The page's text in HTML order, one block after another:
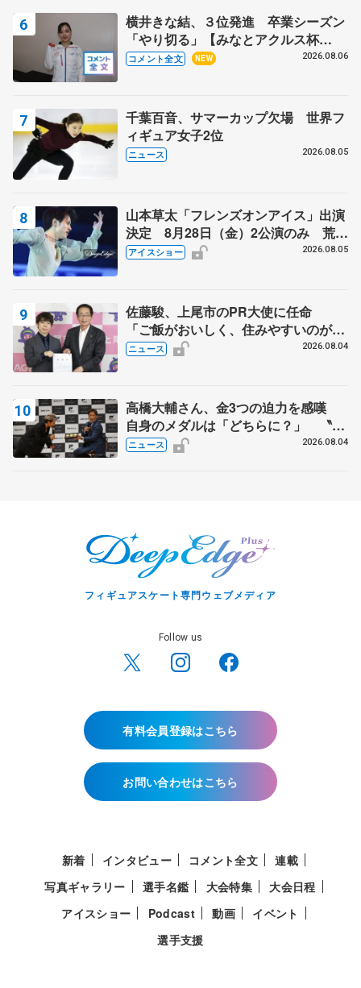
横井きな結、３位発進 卒業シーズン
「やり切る」【みなとアクルス杯
SP】
コメント全文 NEW 2026.08.06
千葉百音、サマーカップ欠場 世界フ
ィギュア女子2位
ニュース 2026.08.05
山本草太「フレンズオンアイス」出演
決定 8月28日（金）2公演のみ 荒川
静香さんプロデュース、20周年のアイ
アイスショー 2026.08.05
佐藤駿、上尾市のPR大使に任命
「ご飯がおいしく、住みやすいのが魅
力」
ニュース 2026.08.04
高橋大輔さん、金3つの迫力を感嘆
自身のメダルは「どちらに？」 〝リ
ス兄弟〟オリンピック3連覇の野村忠
ニュース 2026.08.04
フィギュアスケート専門ウェブメディア
Follow us
有料会員登録はこちら
お問い合わせはこちら
新着 インタビュー コメント全文
連載
写真ギャラリー
選手名鑑 大会特集
大会日程
アイスショー
Podcast 動画
イベント
選手支援